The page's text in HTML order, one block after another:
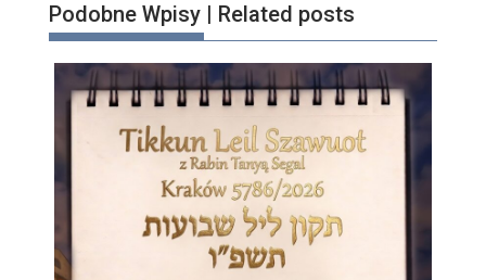
Podobne Wpisy | Related posts